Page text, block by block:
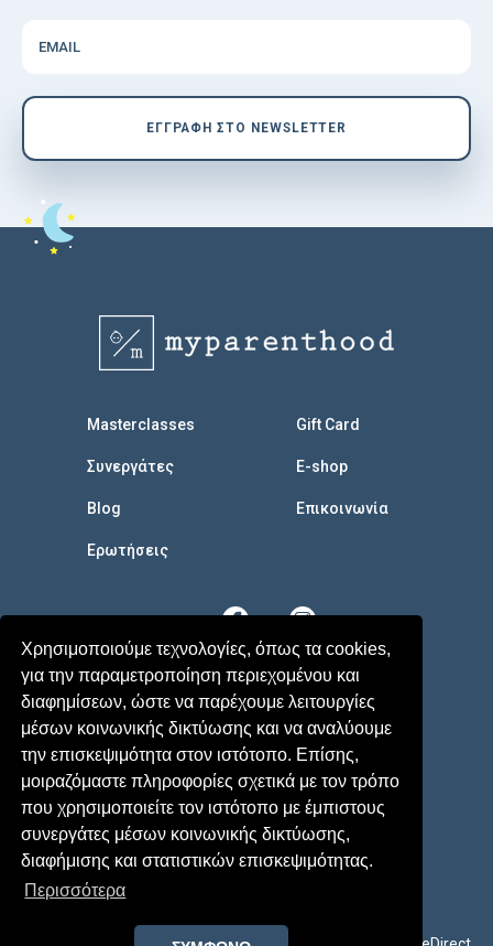
Χρησιμοποιούμε τεχνολογίες, όπως τα cookies,
για την παραμετροποίηση περιεχομένου και
διαφημίσεων, ώστε να παρέχουμε λειτουργίες
μέσων κοινωνικής δικτύωσης και να αναλύουμε
την επισκεψιμότητα στον ιστότοπο. Επίσης,
μοιραζόμαστε πληροφορίες σχετικά με τον τρόπο
που χρησιμοποιείτε τον ιστότοπο με έμπιστους
συνεργάτες μέσων κοινωνικής δικτύωσης,
διαφήμισης και στατιστικών επισκεψιμότητας.
Περισσότερα
EMAIL
EΓΓΡΑΦΗ ΣΤΟ NEWSLETTER
Masterclasses
Συνεργάτες
Blog
Eρωτήσεις
Gift Card
E-shop
Επικοινωνία
Terms-Privacy Policy